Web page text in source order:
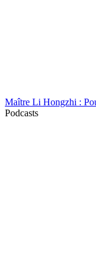
Maître Li Hongzhi :
Podcasts